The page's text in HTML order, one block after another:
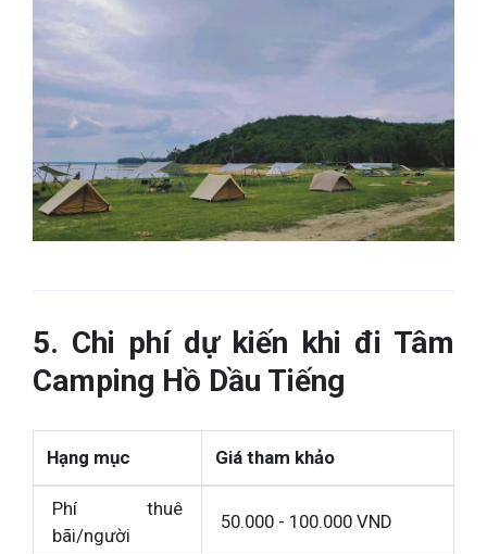
5. Chi phí dự kiến khi đi Tâm
Camping Hồ Dầu Tiếng
Hạng mục Giá tham khảo
Phí thuê
bãi/người
50.000 - 100.000 VND